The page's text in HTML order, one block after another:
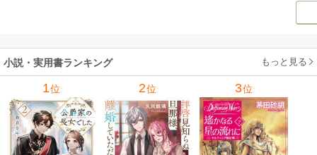
小説・実用書ランキング もっと見る
1位 2位 3位